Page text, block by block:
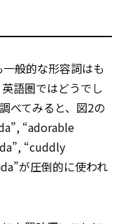
般的な形容詞はも
語圏ではどうでし
べてみると、図2の
“adorable
“cuddly
が圧倒的に使われ